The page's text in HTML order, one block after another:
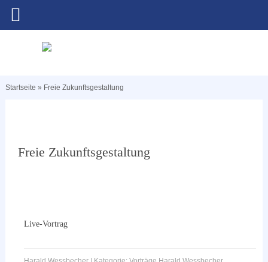
Startseite » Freie Zukunftsgestaltung
Freie Zukunftsgestaltung
Live-Vortrag